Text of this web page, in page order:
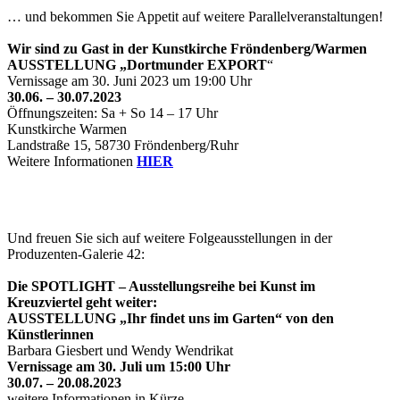
… und bekommen Sie Appetit auf weitere Parallelveranstaltungen!
Wir sind zu Gast in der Kunstkirche Fröndenberg/Warmen
AUSSTELLUNG „Dortmunder EXPORT“
Vernissage am 30. Juni 2023 um 19:00 Uhr
30.06. – 30.07.2023
Öffnungszeiten: Sa + So 14 – 17 Uhr
Kunstkirche Warmen
Landstraße 15, 58730 Fröndenberg/Ruhr
Weitere Informationen HIER
Und freuen Sie sich auf weitere Folgeausstellungen in der
Produzenten-Galerie 42:
Die SPOTLIGHT – Ausstellungsreihe bei Kunst im
Kreuzviertel geht weiter:
AUSSTELLUNG „Ihr findet uns im Garten“ von den
Künstlerinnen
Barbara Giesbert und Wendy Wendrikat
Vernissage am 30. Juli um 15:00 Uhr
30.07. – 20.08.2023